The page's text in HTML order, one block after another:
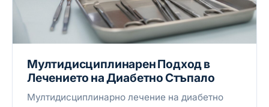
Мултидисциплинарен Подход в
Лечението на Диабетно Стъпало
Мултидисциплинарно лечение на диабетно